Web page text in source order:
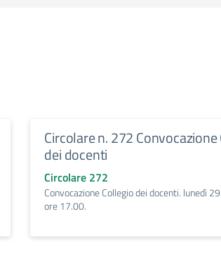
Circolare n. 272
dei docenti
Circolare 272
Convocazione Collegio dei docenti. lunedì
ore 17.00.